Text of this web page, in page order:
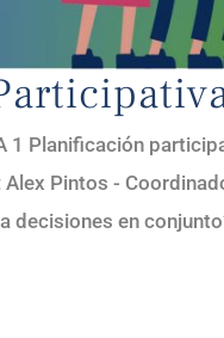
1 Planificación
Pintos -
decisiones en